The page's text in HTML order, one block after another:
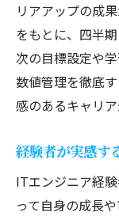
リアアップの成
をもとに、四半
次の目標設定や
数値管理を徹底
感のあるキャリア
経験者が実感す
ITエンジニア経
って自身の成長